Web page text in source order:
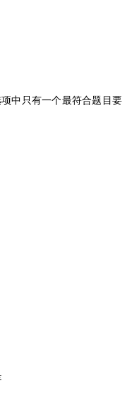
中只有一个最符合题目要